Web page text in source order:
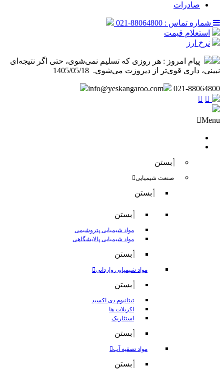
صادرات
شماره تماس : 88064800-021
استعلام قیمت
نرخ ارز
پیام امروز : هر روزی که تسلیم نمی‌شوی، حتی اگر نتیجه‌ای
نبینی، داری قوی‌تر از دیروزت می‌شوی. ️ 1405/05/18
info@yeskangaroo.com 021-88064800
Menu
بستن
صنعت شیمیایی
بستن
بستن
مواد شیمیایی پتروشیمی
مواد شیمیایی پالایشگاهی
بستن
مواد شیمیایی وارداتی
بستن
تیتانیوم دی اکسید
اکریلات ها
استئاریک
بستن
مواد تصفیه آب
بستن